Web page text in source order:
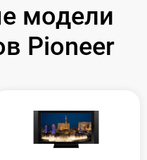
модели
Pioneer